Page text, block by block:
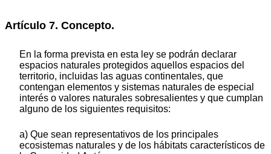
Artículo 7. Concepto.
En la forma prevista en esta ley se podrán declarar
espacios naturales protegidos aquellos espacios del
territorio, incluidas las aguas continentales, que
contengan elementos y sistemas naturales de especial
interés o valores naturales sobresalientes y que cumplan
alguno de los siguientes requisitos:
a) Que sean representativos de los principales
ecosistemas naturales y de los hábitats característicos de